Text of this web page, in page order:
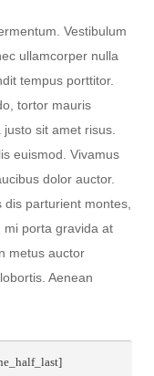
Vestibulum
ullamcorper nulla
tempus porttitor.
tortor mauris
sit amet risus.
euismod. Vivamus
dolor auctor.
parturient montes,
mi porta gravida at
metus auctor
Aenean